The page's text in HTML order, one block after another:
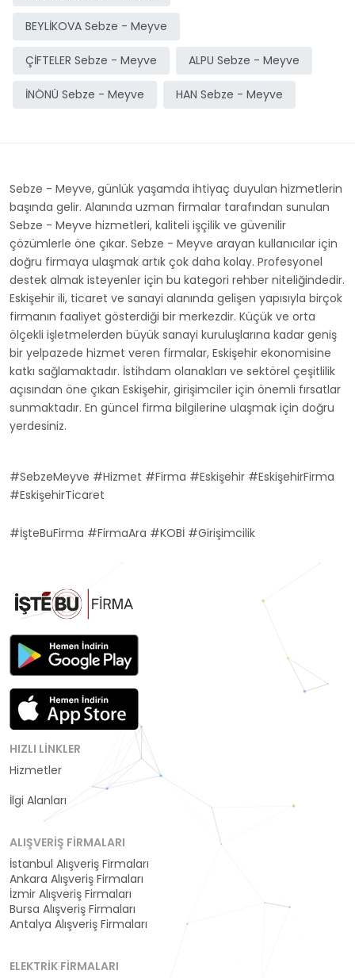
BEYLİKOVA Sebze - Meyve
ÇİFTELER Sebze - Meyve ALPU Sebze - Meyve
İNÖNÜ Sebze - Meyve HAN Sebze - Meyve
Sebze - Meyve, günlük yaşamda ihtiyaç duyulan hizmetlerin
başında gelir. Alanında uzman firmalar tarafından sunulan
Sebze - Meyve hizmetleri, kaliteli işçilik ve güvenilir
çözümlerle öne çıkar. Sebze - Meyve arayan kullanıcılar için
doğru firmaya ulaşmak artık çok daha kolay. Profesyonel
destek almak isteyenler için bu kategori rehber niteliğindedir.
Eskişehir ili, ticaret ve sanayi alanında gelişen yapısıyla birçok
firmanın faaliyet gösterdiği bir merkezdir. Küçük ve orta
ölçekli işletmelerden büyük sanayi kuruluşlarına kadar geniş
bir yelpazede hizmet veren firmalar, Eskişehir ekonomisine
katkı sağlamaktadır. İstihdam olanakları ve sektörel çeşitlilik
açısından öne çıkan Eskişehir, girişimciler için önemli fırsatlar
sunmaktadır. En güncel firma bilgilerine ulaşmak için doğru
yerdesiniz.
#SebzeMeyve #Hizmet #Firma #Eskişehir #EskişehirFirma
#EskişehirTicaret
#İşteBuFirma #FirmaAra #KOBİ #Girişimcilik
HIZLI LINKLER
Hizmetler
İlgi Alanları
ALIŞVERIŞ FIRMALARI
İstanbul Alışveriş Firmaları
Ankara Alışveriş Firmaları
İzmir Alışveriş Firmaları
Bursa Alışveriş Firmaları
Antalya Alışveriş Firmaları
ELEKTRIK FIRMALARI